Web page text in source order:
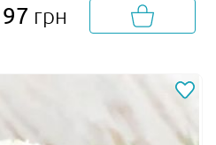
97 грн